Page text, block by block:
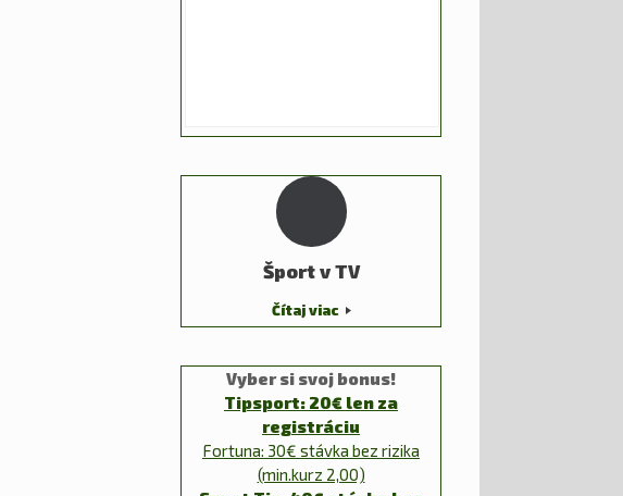
Šport v TV
Čítaj viac
Vyber si svoj bonus!
Tipsport: 20€ len za
registráciu
Fortuna: 30€ stávka bez rizika
(min.kurz 2,00)